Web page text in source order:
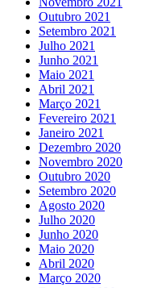
Outubro 2021
Setembro 2021
Julho 2021
Junho 2021
Maio 2021
Abril 2021
Março 2021
Fevereiro 2021
Janeiro 2021
Dezembro 2020
Novembro 2020
Outubro 2020
Setembro 2020
Agosto 2020
Julho 2020
Junho 2020
Maio 2020
Abril 2020
Março 2020